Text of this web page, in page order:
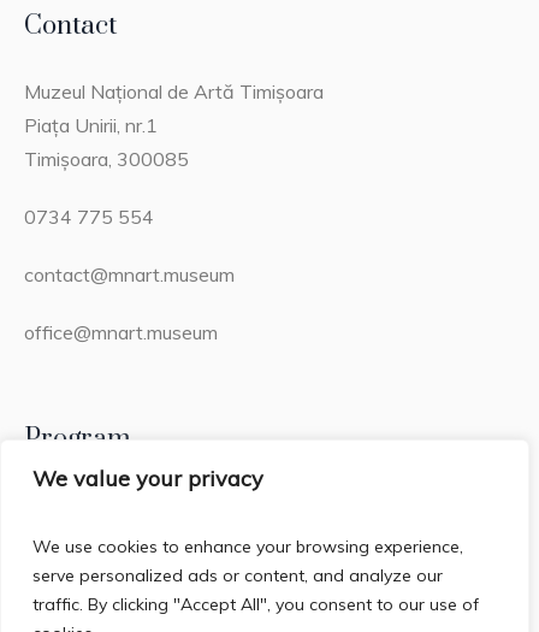
We value your privacy
We use cookies to enhance your browsing experience,
serve personalized ads or content, and analyze our
traffic. By clicking "Accept All", you consent to our use of
Contact
Muzeul Național de Artă Timișoara
Piața Unirii, nr.1
Timișoara, 300085
0734 775 554
contact@mnart.museum
office@mnart.museum
Program
intrare)
Luni & Marți: Închis